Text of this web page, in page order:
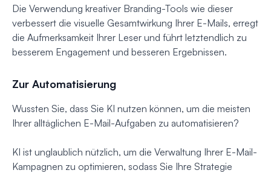
Die Verwendung kreativer Branding-Tools wie dieser
verbessert die visuelle Gesamtwirkung Ihrer E-Mails, erregt
die Aufmerksamkeit Ihrer Leser und führt letztendlich zu
besserem Engagement und besseren Ergebnissen.
Zur Automatisierung
Wussten Sie, dass Sie KI nutzen können, um die meisten
Ihrer alltäglichen E-Mail-Aufgaben zu automatisieren?
KI ist unglaublich nützlich, um die Verwaltung Ihrer E-Mail-
Kampagnen zu optimieren, sodass Sie Ihre Strategie